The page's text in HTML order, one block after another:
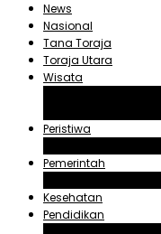
News
Nasional
Tana Toraja
Toraja Utara
Wisata
Peristiwa
Pemerintah
Kesehatan
Pendidikan